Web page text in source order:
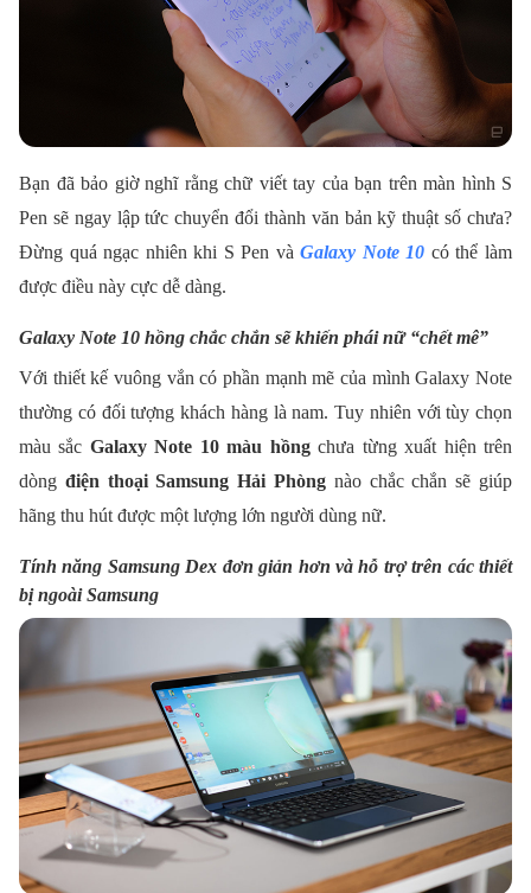
Bạn đã bảo giờ nghĩ rằng chữ viết tay của bạn trên màn hình S
Pen sẽ ngay lập tức chuyển đổi thành văn bản kỹ thuật số chưa?
Đừng quá ngạc nhiên khi S Pen vàGalaxy Note 10 có thể làm
được điều này cực dễ dàng.
Galaxy Note 10 hồng chắc chắn sẽ khiến phái nữ “chết mê”
Với thiết kế vuông vắn có phần mạnh mẽ của mình Galaxy Note
thường có đối tượng khách hàng là nam. Tuy nhiên với tùy chọn
màu sắc Galaxy Note 10 màu hồngchưa từng xuất hiện trên
dòng điện thoại Samsung Hải Phòng nào chắc chắn sẽ giúp
hãng thu hút được một lượng lớn người dùng nữ.
Tính năng Samsung Dex đơn giản hơn và hỗ trợ trên các thiết
bị ngoài Samsung